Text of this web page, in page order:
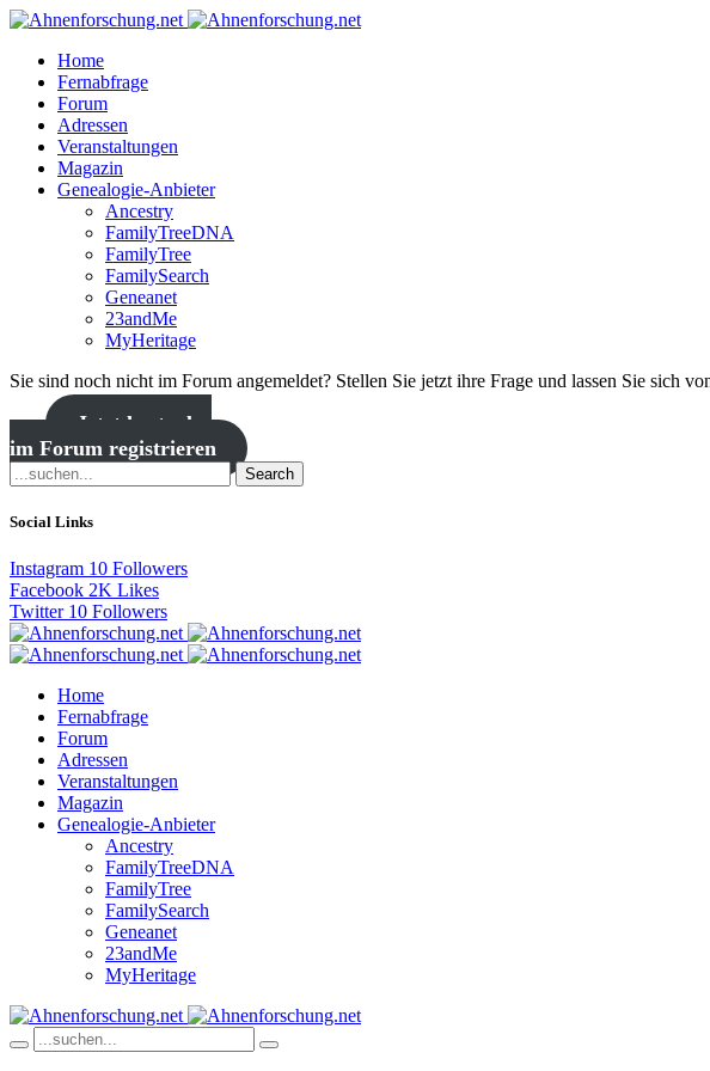
Home
Fernabfrage
Forum
Adressen
Veranstaltungen
Magazin
Genealogie-Anbieter
Ancestry
FamilyTreeDNA
FamilyTree
FamilySearch
Geneanet
23andMe
MyHeritage
Sie sind noch nicht im Forum angemeldet? Stellen Sie jetzt ihre Frage und lassen Sie sich
Jetzt kostenlos
im Forum registrieren
Search
Social Links
Instagram 10 Followers
Facebook 2K Likes
Twitter 10 Followers
Home
Fernabfrage
Forum
Adressen
Veranstaltungen
Magazin
Genealogie-Anbieter
Ancestry
FamilyTreeDNA
FamilyTree
FamilySearch
Geneanet
23andMe
MyHeritage